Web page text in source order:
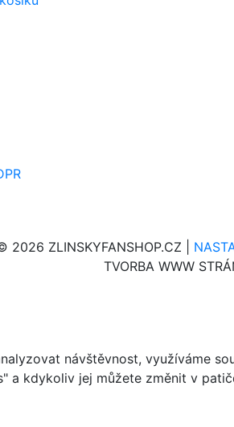
2026 ZLINSKYFANSHOP.CZ |
TVORBA WWW
návštěvnost, využíváme
a kdykoliv jej můžete změnit v